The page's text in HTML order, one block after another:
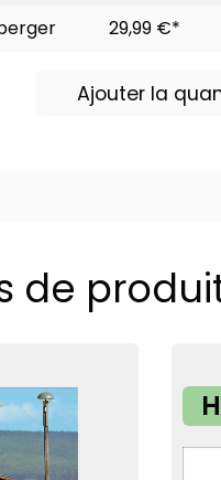
29,99 €*
Ajouter la
de